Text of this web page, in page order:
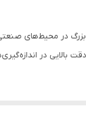
ابعاد قطعات
در